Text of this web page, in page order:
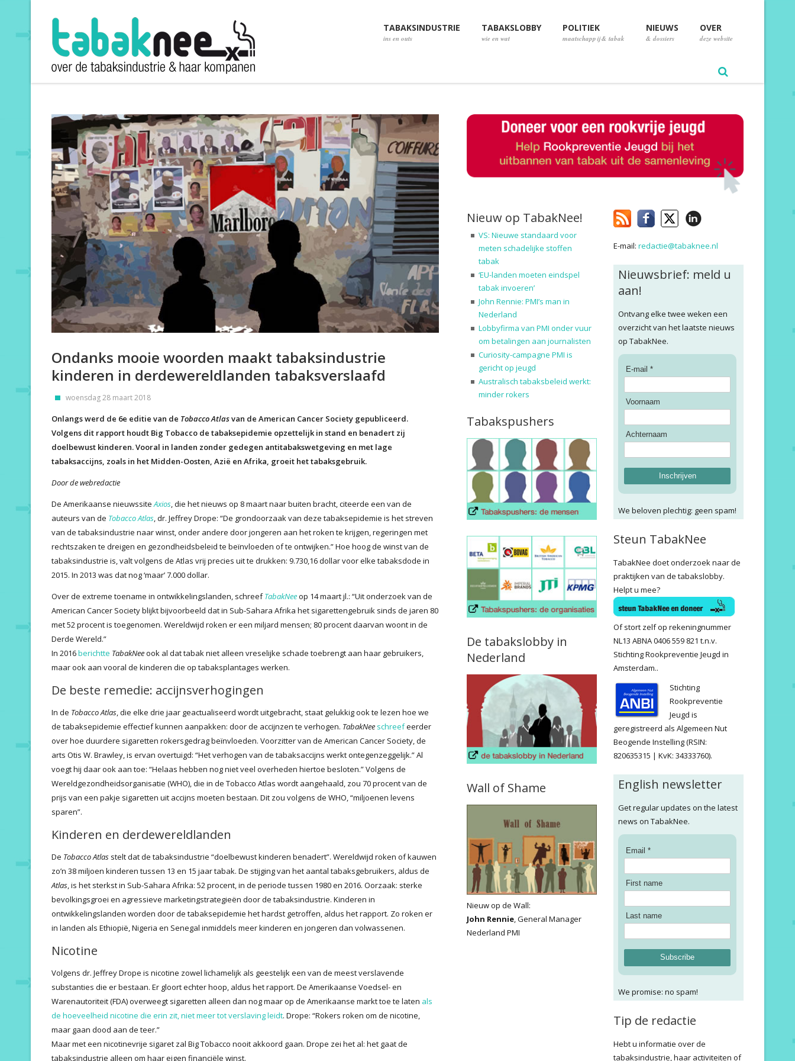
TABAKSINDUSTRIE
ins en outs
TABAKSLOBBY
wie en wat
POLITIEK
maatschappij & tabak
NIEUWS
& dossiers
OVER
deze website
Ondanks mooie woorden maakt tabaksindustrie
kinderen in derdewereldlanden tabaksverslaafd
woensdag 28 maart 2018
Onlangs werd de 6e editie van de Tobacco Atlasvan de American Cancer Society gepubliceerd.
Volgens dit rapport houdt Big Tobacco de tabaksepidemie opzettelijk in stand en benadert zij
doelbewust kinderen. Vooral in landen zonder gedegen antitabakswetgeving en met lage
tabaksaccijns, zoals in het Midden-Oosten, Azië en Afrika, groeit het tabaksgebruik.
Door de webredactie
De Amerikaanse nieuwssiteAxios, die het nieuws op 8 maart naar buiten bracht, citeerde een van de
auteurs van de Tobacco Atlas, dr. Jeffrey Drope: “De grondoorzaak van deze tabaksepidemie is het streven
van de tabaksindustrie naar winst, onder andere door jongeren aan het roken te krijgen, regeringen met
rechtszaken te dreigen en gezondheidsbeleid te beïnvloeden of te ontwijken.” Hoe hoog de winst van de
tabaksindustrie is, valt volgens de Atlas vrij precies uit te drukken: 9.730,16 dollar voor elke tabaksdode in
2015. In 2013 was dat nog ‘maar’ 7.000 dollar.
Over de extreme toename in ontwikkelingslanden, schreefTabakNeeop 14 maart jl.: “Uit onderzoek van de
American Cancer Society blijkt bijvoorbeeld dat in Sub-Sahara Afrika het sigarettengebruik sinds de jaren 80
met 52 procent is toegenomen. Wereldwijd roken er een miljard mensen; 80 procent daarvan woont in de
Derde Wereld.”
In 2016berichtte TabakNeeook al dat tabak niet alleen vreselijke schade toebrengt aan haar gebruikers,
maar ook aan vooral de kinderen die op tabaksplantages werken.
De beste remedie: accijnsverhogingen
In de Tobacco Atlas, die elke drie jaar geactualiseerd wordt uitgebracht, staat gelukkig ook te lezen hoe we
de tabaksepidemie effectief kunnen aanpakken: door de accijnzen te verhogen. TabakNee schreefeerder
over hoe duurdere sigaretten rokersgedrag beïnvloeden. Voorzitter van de American Cancer Society, de
arts Otis W. Brawley, is ervan overtuigd: “Het verhogen van de tabaksaccijns werkt ontegenzeggelijk.” Al
voegt hij daar ook aan toe: “Helaas hebben nog niet veel overheden hiertoe besloten.” Volgens de
Wereldgezondheidsorganisatie (WHO), die in de Tobacco Atlas wordt aangehaald, zou 70 procent van de
prijs van een pakje sigaretten uit accijns moeten bestaan. Dit zou volgens de WHO, “miljoenen levens
sparen”.
Kinderen en derdewereldlanden
De Tobacco Atlas stelt dat de tabaksindustrie “doelbewust kinderen benadert”. Wereldwijd roken of kauwen
zo’n 38 miljoen kinderen tussen 13 en 15 jaar tabak. De stijging van het aantal tabaksgebruikers, aldus de
Atlas, is het sterkst in Sub-Sahara Afrika: 52 procent, in de periode tussen 1980 en 2016. Oorzaak: sterke
bevolkingsgroei en agressieve marketingstrategieën door de tabaksindustrie. Kinderen in
ontwikkelingslanden worden door de tabaksepidemie het hardst getroffen, aldus het rapport. Zo roken er
in landen als Ethiopië, Nigeria en Senegal inmiddels meer kinderen en jongeren dan volwassenen.
Nicotine
Volgens dr. Jeffrey Drope is nicotine zowel lichamelijk als geestelijk een van de meest verslavende
substanties die er bestaan. Er gloort echter hoop, aldus het rapport. De Amerikaanse Voedsel- en
Warenautoriteit (FDA) overweegt sigaretten alleen dan nog maar op de Amerikaanse markt toe te laten als
de hoeveelheid nicotine die erin zit, niet meer tot verslaving leidt. Drope: “Rokers roken om de nicotine,
maar gaan dood aan de teer.”
Maar met een nicotinevrije sigaret zal Big Tobacco nooit akkoord gaan. Drope zei het al: het gaat de
tabaksindustrie alleen om haar eigen financiële winst.
Nieuw op TabakNee!
VS: Nieuwe standaard voor
meten schadelijke stoffen
tabak
‘EU-landen moeten eindspel
tabak invoeren’
John Rennie: PMI’s man in
Nederland
Lobbyfirma van PMI onder vuur
om betalingen aan journalisten
Curiosity-campagne PMI is
gericht op jeugd
Australisch tabaksbeleid werkt:
minder rokers
Tabakspushers
De tabakslobby in
Nederland
Wall of Shame
Nieuw op de Wall:
John Rennie, General Manager
Nederland PMI
E-mail:redactie@tabaknee.nl
Nieuwsbrief: meld u
aan!
Ontvang elke twee weken een
overzicht van het laatste nieuws
op TabakNee.
E-mail *
Voornaam
Achternaam
Inschrijven
We beloven plechtig: geen spam!
Steun TabakNee
TabakNee doet onderzoek naar de
praktijken van de tabakslobby.
Helpt u mee?
Of stort zelf op rekeningnummer
NL13 ABNA 0406 559 821 t.n.v.
Stichting Rookpreventie Jeugd in
Amsterdam..
Stichting
Rookpreventie
Jeugd is
geregistreerd als Algemeen Nut
Beogende Instelling (RSIN:
820635315 | KvK: 34333760).
English newsletter
Get regular updates on the latest
news on TabakNee.
Email *
First name
Last name
Subscribe
We promise: no spam!
Tip de redactie
Hebt u informatie over de
tabaksindustrie, haar activiteiten of